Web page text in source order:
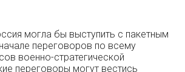
могла бы выступить с пакетным
переговоров по всему
военно-стратегической
переговоры могут вестись